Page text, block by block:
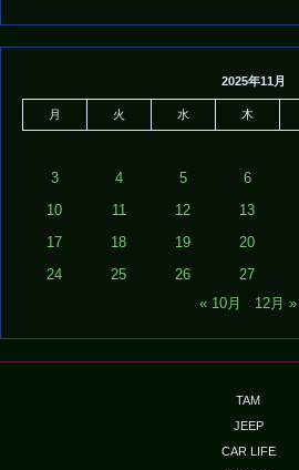
2025年11月
月 火 水 木
3 4 5 6
10 11 12 13
17 18 19 20
24 25 26 27
« 10月
12月 »
TAM
JEEP
CAR LIFE